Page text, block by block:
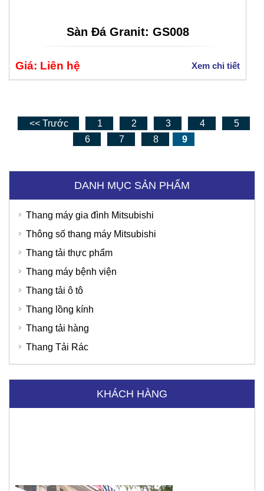
Sàn Đá Granit: GS008
Giá: Liên hệ Xem chi tiết
<< Trước 1 2 3 4
5
6
7 8 9
DANH MỤC SẢN PHẨM
Thang máy gia đình Mitsubishi
Thông số thang máy Mitsubishi
Thang tải thực phẩm
Thang máy bệnh viện
Thang tải ô tô
Thang lồng kính
Thang tải hàng
Thang Tải Rác
KHÁCH HÀNG